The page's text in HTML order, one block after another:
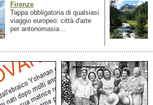
Firenze
Tappa obbligatoria di qualsiasi
viaggio europeo: città d'arte
per antonomasia...